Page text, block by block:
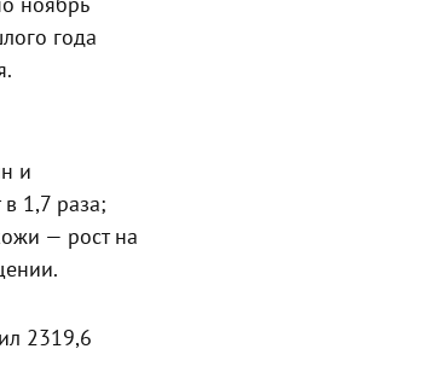
ноябрь
года
и
1,7 раза;
— рост на
2319,6